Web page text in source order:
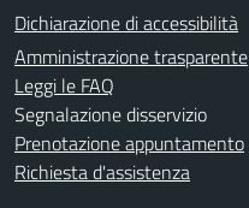
Dichiarazione di accessibilità
Amministrazione trasparente
Leggi le FAQ
Segnalazione disservizio
Prenotazione appuntamento
Richiesta d'assistenza